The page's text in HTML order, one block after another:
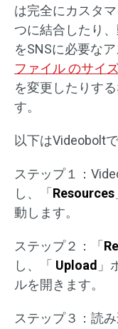
は完全にカスタ
つに結合したり
をSNSに必要な
ファイル のサイ
を変更したりす
す。
以下はVideobolt
ステップ１：
し、「 Resources
動します。
ステップ２：「
し、「 Upload 」
ルを開きます。
ステップ３：読